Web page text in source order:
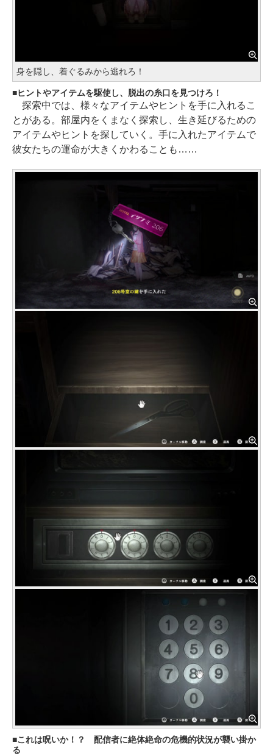
身を隠し、着ぐるみから逃れろ！
ヒントやアイテムを駆使し、脱出の糸口を見つけろ！
探索中では、様々なアイテムやヒントを手に入れるこ
とがある。部屋内をくまなく探索し、生き延びるための
アイテムやヒントを探していく。手に入れたアイテムで
彼女たちの運命が大きくかわることも……
これは呪いか！？ 配信者に絶体絶命の危機的状況が襲い掛か
る